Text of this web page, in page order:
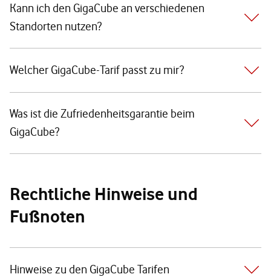
Kann ich den GigaCube an verschiedenen
Standorten nutzen?
Welcher GigaCube-Tarif passt zu mir?
Was ist die Zufriedenheitsgarantie beim
GigaCube?
Rechtliche Hinweise und
Fußnoten
Hinweise zu den GigaCube Tarifen